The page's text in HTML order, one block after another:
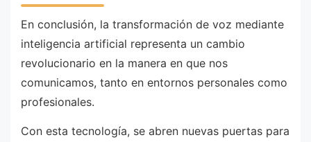
En conclusión, la transformación de voz mediante
inteligencia artificial representa un cambio
revolucionario en la manera en que nos
comunicamos, tanto en entornos personales como
profesionales.
Con esta tecnología, se abren nuevas puertas para